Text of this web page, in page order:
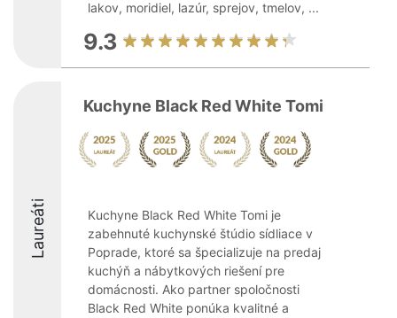
lakov, moridiel, lazúr, sprejov, tmelov, ...
9.3
Laureáti
Kuchyne Black Red White Tomi
Kuchyne Black Red White Tomi je
zabehnuté kuchynské štúdio sídliace v
Poprade, ktoré sa špecializuje na predaj
kuchýň a nábytkových riešení pre
domácnosti. Ako partner spoločnosti
Black Red White ponúka kvalitné a